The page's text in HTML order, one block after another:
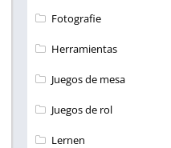
Fotografie
Herramientas
Juegos de mesa
Juegos de rol
Lernen